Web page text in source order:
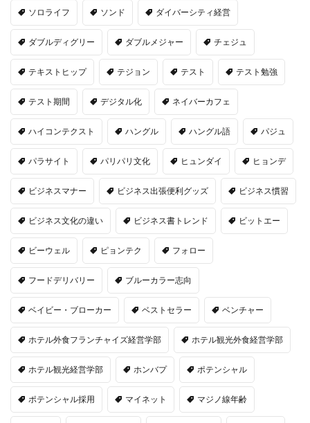
ソロライフ ソンド ダイバーシティ経営
ダブルディグリー ダブルメジャー チェジュ
テキストヒップ テジョン テスト テスト勉強
テスト期間 デジタル化 ネイバーカフェ
ハイコンテクスト ハングル ハングル語 パジュ
パラサイト パリパリ文化 ヒュンダイ ヒョンデ
ビジネスマナー ビジネス出張便利グッズ ビジネス慣習
ビジネス文化の違い ビジネス書トレンド ビットエー
ビーウェル ピョンテク フォロー
フードデリバリー ブルーカラー志向
ベイビー・ブローカー ベストセラー ベンチャー
ホテル外食フランチャイズ経営学部 ホテル観光外食経営学部
ホテル観光経営学部 ホンバプ ポテンシャル
ポテンシャル採用 マイネット マジノ線年齢